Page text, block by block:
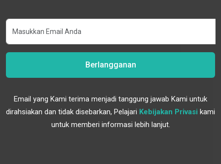
Berlangganan
Email yang Kami terima menjadi tanggung jawab Kami untuk
dirahsiakan dan tidak disebarkan, Pelajari Kebijakan Privasi kami
untuk memberi informasi lebih lanjut.